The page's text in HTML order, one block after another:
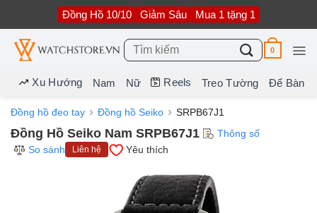
nội
dung
Đồng Hồ 10/10 Giảm Sâu Mua 1 tặng 1
Tìm
kiếm:
0
Xu Hướng Nam Nữ Reels Treo Tường Để Bàn
Đồng hồ đeo tay Đồng hồ Seiko SRPB67J1
Đồng Hồ Seiko Nam SRPB67J1
Thông số
So sánh
Liên hệ Yêu thích